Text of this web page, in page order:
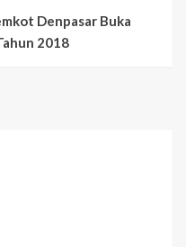
Denpasar Buka
2018